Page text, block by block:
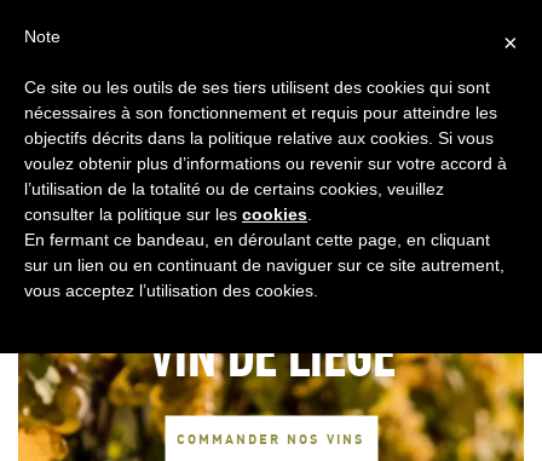
MENU
VIN DE LIÈGE
COMMANDER NOS VINS
×
Note
Ce site ou les outils de ses tiers utilisent des cookies qui sont
nécessaires à son fonctionnement et requis pour atteindre les
objectifs décrits dans la politique relative aux cookies. Si vous
voulez obtenir plus d’informations ou revenir sur votre accord à
l’utilisation de la totalité ou de certains cookies, veuillez
consulter la politique sur les cookies
En fermant ce bandeau, en déroulant cette page, en cliquant
sur un lien ou en continuant de naviguer sur ce site autrement,
vous acceptez l’utilisation des cookies.